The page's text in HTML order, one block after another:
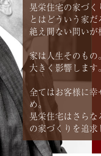
晃栄住宅の家づ
とはどういう家
絶え間ない問いが
家は人生そのも
大きく影響します。
全てはお客様に
め。
晃栄住宅はさら
の家づくりを追求